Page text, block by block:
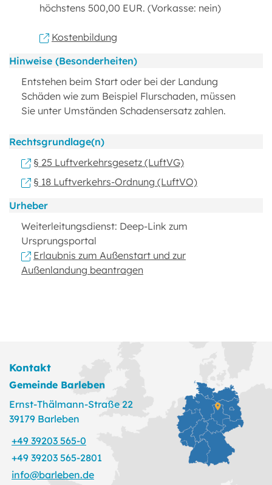
höchstens 500,00 EUR. (Vorkasse: nein)
Kostenbildung
Hinweise (Besonderheiten)
Entstehen beim Start oder bei der Landung
Schäden wie zum Beispiel Flurschaden, müssen
Sie unter Umständen Schadensersatz zahlen.
Rechtsgrundlage(n)
§ 25 Luftverkehrsgesetz (LuftVG)
§ 18 Luftverkehrs-Ordnung (LuftVO)
Urheber
Weiterleitungsdienst: Deep-Link zum
Ursprungsportal
Erlaubnis zum Außenstart und zur
Außenlandung beantragen
Kontakt
Gemeinde Barleben
Ernst-Thälmann-Straße 22
39179 Barleben
+49 39203 565-0
+49 39203 565-2801
info@barleben.de